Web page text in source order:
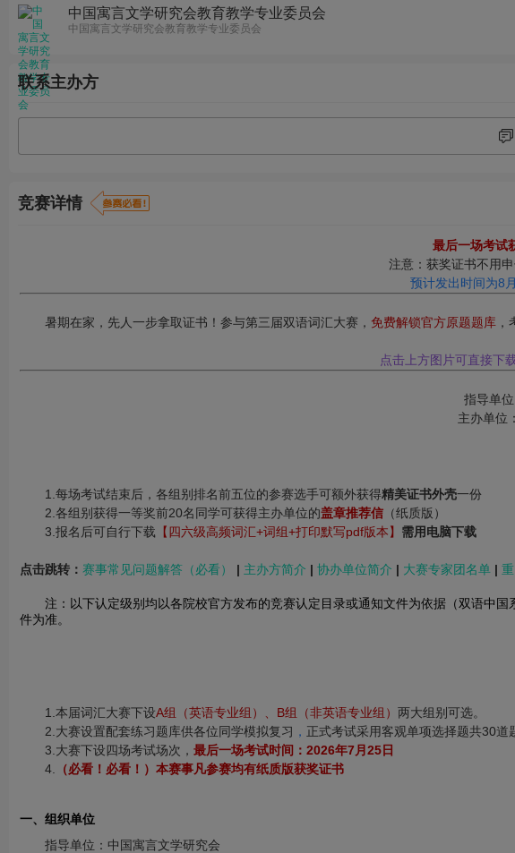
中国寓言文学研究会教育教学专业委员会
中国寓言文学研究会教育教学专业委员会
联系主办方
竞赛详情
最后一场考试
注意：获奖证书不用申
预计发出时间为8
暑期在家，先人一步拿取证书！参与第三届双语词汇大赛， 免费解锁官方原题题库
点击上方图片可直接下
指导单
主办单位
1.每场考试结束后，各组别排名前五位的参赛选手可额外获得精美证书外壳一份
2.各组别获得一等奖前20名同学可获得主办单位的盖章推荐信 （纸质版）
3.报名后可自行下载 【四六级高频词汇+词组+打印默写pdf版本】 需用电脑下载
点击跳转： 赛事常见问题解答（必看） | 主办方简介 | 协办单位简介 | 大赛专家团名单 |
注：以下认定级别均以各院校官方发布的竞赛认定目录或通知文件为依据（双语中
件为准。
1.本届词汇大赛下设A组（英语专业组）、B组（非英语专业组） 两大组别可选。
2.大赛设置配套练习题库供各位同学模拟复习 ， 正式考试采用客观单项选择题共30
3.大赛下设四场考试场次， 最后一场考试时间：2026年7月25日
4.
（必看！必看！）本赛事凡参赛均有纸质版获奖证书
一、组织单位
指导单位：中国寓言文学研究会